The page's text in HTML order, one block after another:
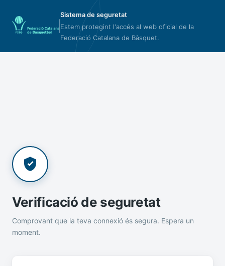
Sistema de seguretat
Estem protegint l'accés al web oficial de la
Federació Catalana de Bàsquet.
Verificació de seguretat
Comprovant que la teva connexió és segura. Espera un
moment.